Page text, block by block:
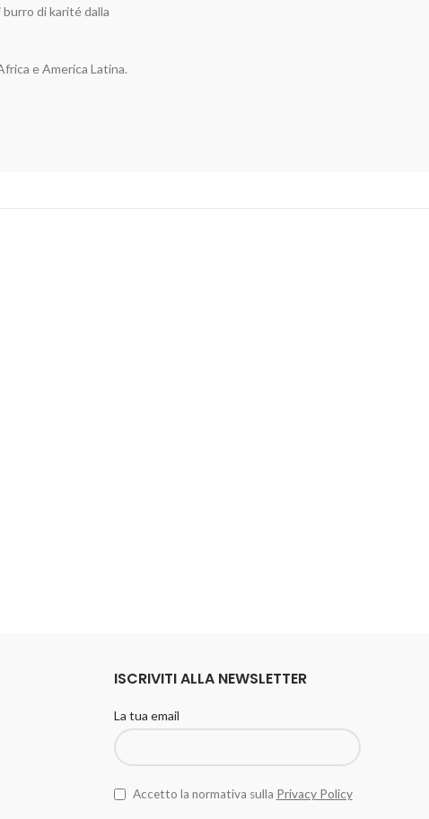
di karité dalla
e America Latina.
ISCRIVITI ALLA NEWSLETTER
La tua email
Accetto la normativa sulla Privacy Policy